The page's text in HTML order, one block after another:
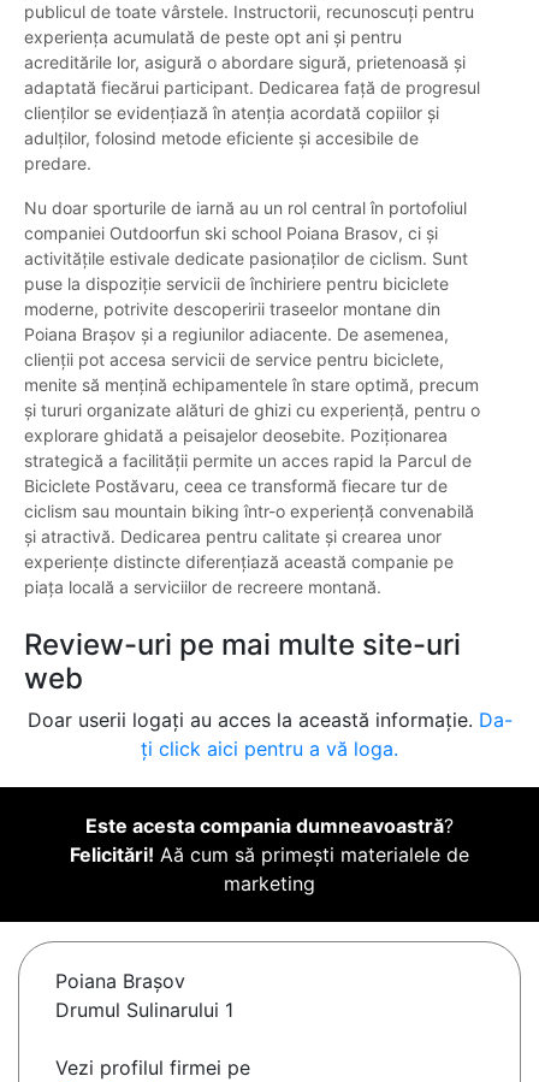
publicul de toate vârstele. Instructorii, recunoscuți pentru
experiența acumulată de peste opt ani și pentru
acreditările lor, asigură o abordare sigură, prietenoasă și
adaptată fiecărui participant. Dedicarea față de progresul
clienților se evidențiază în atenția acordată copiilor și
adulților, folosind metode eficiente și accesibile de
predare.
Nu doar sporturile de iarnă au un rol central în portofoliul
companiei Outdoorfun ski school Poiana Brasov, ci și
activitățile estivale dedicate pasionaților de ciclism. Sunt
puse la dispoziție servicii de închiriere pentru biciclete
moderne, potrivite descoperirii traseelor montane din
Poiana Brașov și a regiunilor adiacente. De asemenea,
clienții pot accesa servicii de service pentru biciclete,
menite să mențină echipamentele în stare optimă, precum
și tururi organizate alături de ghizi cu experiență, pentru o
explorare ghidată a peisajelor deosebite. Poziționarea
strategică a facilității permite un acces rapid la Parcul de
Biciclete Postăvaru, ceea ce transformă fiecare tur de
ciclism sau mountain biking într-o experiență convenabilă
și atractivă. Dedicarea pentru calitate și crearea unor
experiențe distincte diferențiază această companie pe
piața locală a serviciilor de recreere montană.
Review-uri pe mai multe site-uri
web
Doar userii logați au acces la această informație. Da-
ți click aici pentru a vă loga.
Este acesta compania dumneavoastră?
Felicitări! Aă cum să primești materialele de
marketing
Poiana Braşov
Drumul Sulinarului 1
Vezi profilul firmei pe